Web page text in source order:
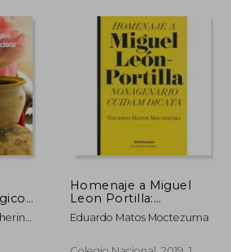
Homenaje a Miguel
Leon Portilla:
Nanogenario Cuidam
Dicata
Eduardo Matos Moctezuma